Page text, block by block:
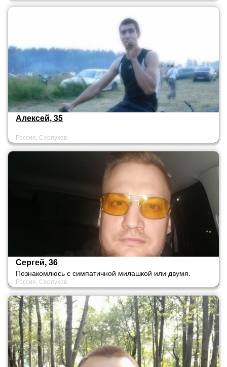
Алексей, 35
Россия, Серпухов
Сергей, 36
Познакомлюсь с симпатичной милашкой или двумя.
собираюсь на море в этом году пару раз сьездить, и ищу
спутницу. Платные девочки и разводяги
меркантильные...... МИМО!!!
Россия, Серпухов